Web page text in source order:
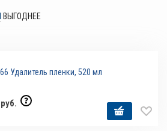
ВЫГОДНЕЕ
Удалитель пленки, 520 мл